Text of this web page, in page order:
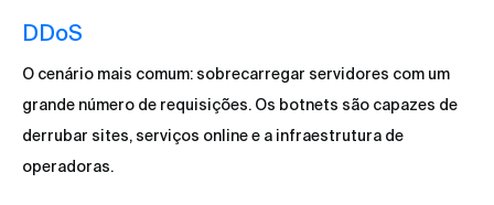
DDoS
O cenário mais comum: sobrecarregar servidores com um
grande número de requisições. Os botnets são capazes de
derrubar sites, serviços online e a infraestrutura de
operadoras.